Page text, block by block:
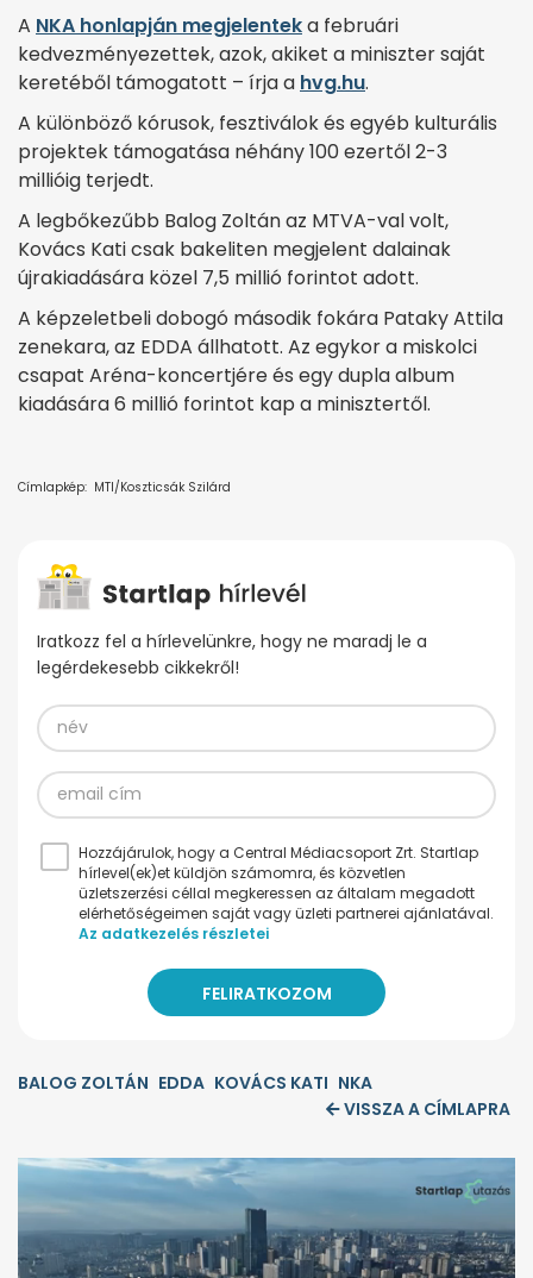
A NKA honlapján megjelenteka februári
kedvezményezettek, azok, akiket a miniszter saját
keretéből támogatott – írja a hvg.hu.
A különböző kórusok, fesztiválok és egyéb kulturális
projektek támogatása néhány 100 ezertől 2-3
millióig terjedt.
A legbőkezűbb Balog Zoltán az MTVA-val volt,
Kovács Kati csak bakeliten megjelent dalainak
újrakiadására közel 7,5 millió forintot adott.
A képzeletbeli dobogó második fokára Pataky Attila
zenekara, az EDDA állhatott. Az egykor a miskolci
csapat Aréna-koncertjére és egy dupla album
kiadására 6 millió forintot kap a minisztertől.
Címlapkép: MTI/Koszticsák Szilárd
Iratkozz fel a hírlevelünkre, hogy ne maradj le a
legérdekesebb cikkekről!
Hozzájárulok, hogy a Central Médiacsoport Zrt. Startlap
hírlevel(ek)et küldjön számomra, és közvetlen
üzletszerzési céllal megkeressen az általam megadott
elérhetőségeimen saját vagy üzleti partnerei ajánlatával.
Az adatkezelés részletei
BALOG ZOLTÁN EDDA KOVÁCS KATI NKA
VISSZA A CÍMLAPRA